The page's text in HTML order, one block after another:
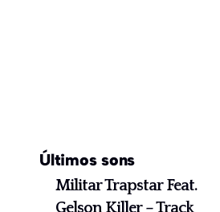
Últimos sons
Militar Trapstar Feat.
Gelson Killer – Track